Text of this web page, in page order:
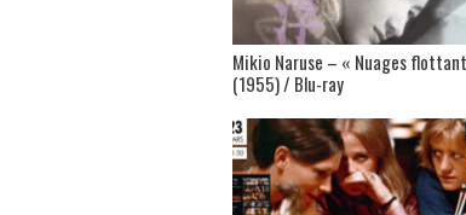
Mikio Naruse – « Nuages
(1955) / Blu-ray